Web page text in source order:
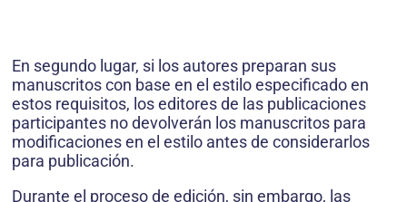
En segundo lugar, si los autores preparan sus
manuscritos con base en el estilo especificado en
estos requisitos, los editores de las publicaciones
participantes no devolverán los manuscritos para
modificaciones en el estilo antes de considerarlos
para publicación.
Durante el proceso de edición, sin embargo, las